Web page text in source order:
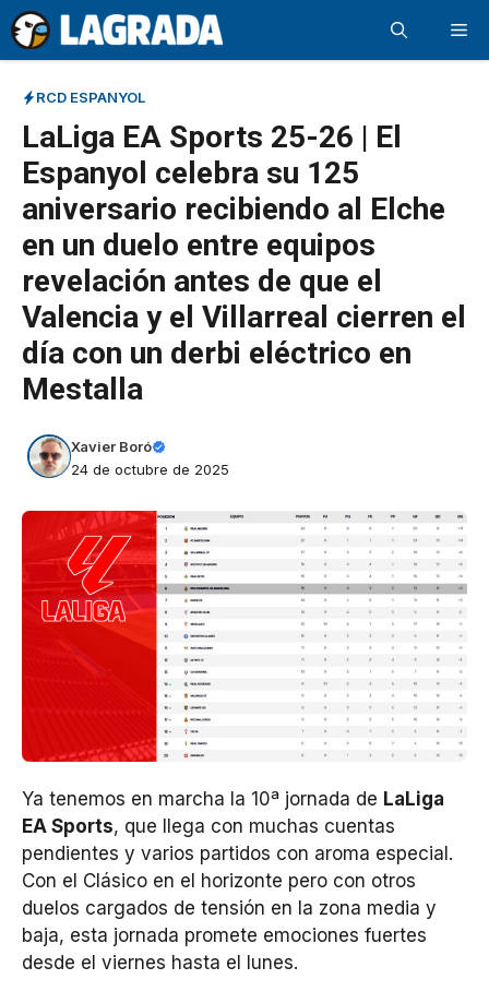
Saltar
al
contenido
RCD ESPANYOL
LaLiga EA Sports 25-26 | El
Espanyol celebra su 125
aniversario recibiendo al Elche
en un duelo entre equipos
revelación antes de que el
Valencia y el Villarreal cierren el
día con un derbi eléctrico en
Mestalla
Xavier Boró
24 de octubre de 2025
Ya tenemos en marcha la 10ª jornada de LaLiga
EA Sports, que llega con muchas cuentas
pendientes y varios partidos con aroma especial.
Con el Clásico en el horizonte pero con otros
duelos cargados de tensión en la zona media y
baja, esta jornada promete emociones fuertes
desde el viernes hasta el lunes.